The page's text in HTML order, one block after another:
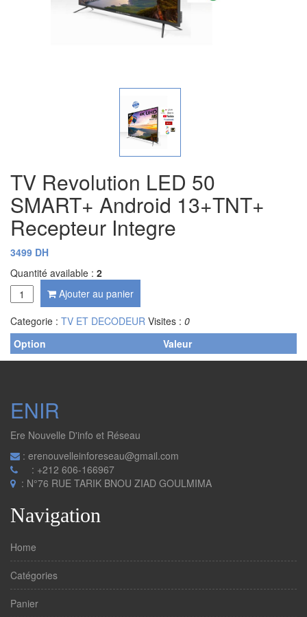
TV Revolution LED 50
SMART+ Android 13+TNT+
Recepteur Integre
3499 DH
Quantité available : 2
Ajouter au panier
Categorie : TV ET DECODEUR Visites : 0
Option
Valeur
ENIR
Ere Nouvelle D'info et Réseau
: erenouvelleinforeseau@gmail.com
: +212 606-166967
: N°76 RUE TARIK BNOU ZIAD GOULMIMA
Navigation
Home
Catégories
Panier